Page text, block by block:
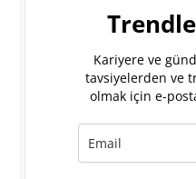
Kariyere ve
tavsiyelerden ve
olmak için e-